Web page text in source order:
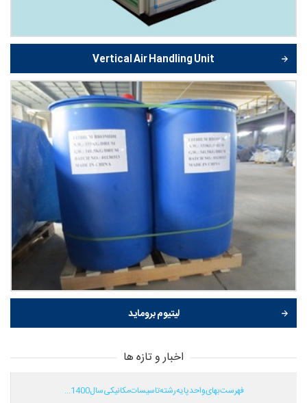
Vertical Air Handling Unit
لیتیوم بروماید
اخبار و تازه ها
فهرست بهای واحد پایه رشته تاسیسات مکانیکی سال 1400...